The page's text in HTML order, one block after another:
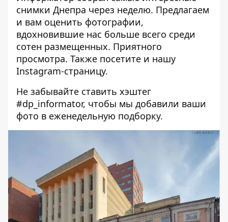
снимки Днепра через неделю. Предлагаем
и вам оценить фотографии,
вдохновившие нас больше всего среди
сотен размещенных. Приятного
просмотра. Также посетите и нашу
Instagram-страницу.
Не забывайте ставить хэштег
#dp_informator, чтобы мы добавили ваши
фото в еженедельную подборку.